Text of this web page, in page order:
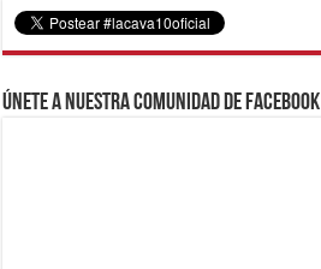
Únete a nuestra comunidad de Facebook